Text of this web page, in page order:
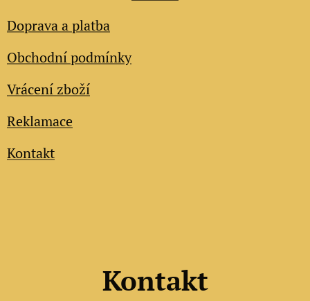
Doprava a platba
Obchodní podmínky
Vrácení zboží
Reklamace
Kontakt
Kontakt